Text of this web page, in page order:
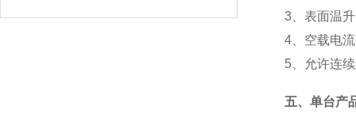
3、表面
4、空载
5、允许连
五、 单台产